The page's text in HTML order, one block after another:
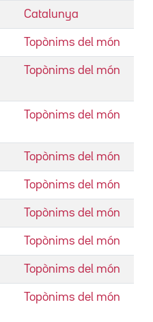
Catalunya
Topònims del món
Topònims del món
Topònims del món
Topònims del món
Topònims del món
Topònims del món
Topònims del món
Topònims del món
Topònims del món